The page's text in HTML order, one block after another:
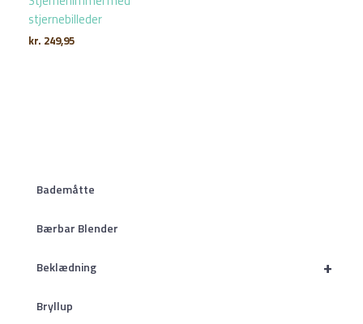
Bademåtte
Bærbar Blender
+
Beklædning
Bryllup
stjernebilleder
kr. 249,95